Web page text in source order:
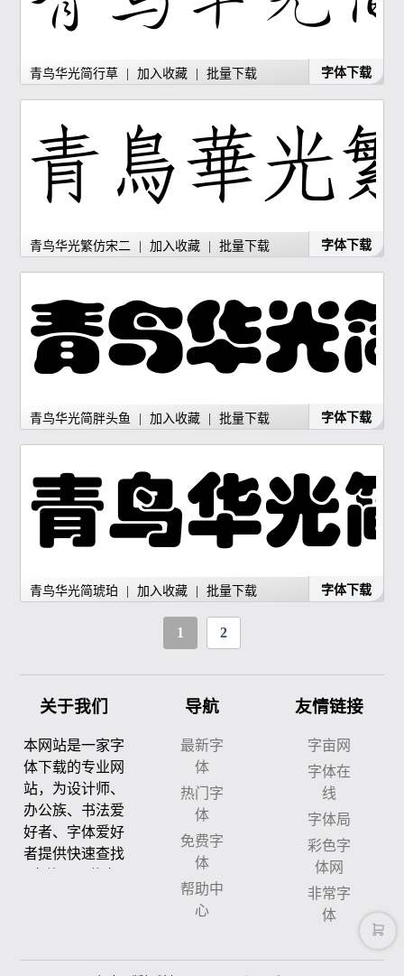
青鸟华光简行草 加入收藏 批量下载 字体下载
青鸟华光繁仿宋二 加入收藏 批量下载 字体下载
青鸟华光简胖头鱼 加入收藏 批量下载 字体下载
青鸟华光简琥珀 加入收藏 批量下载 字体下载
1 2
关于我们
本网站是一家字
体下载的专业网
站，为设计师、
办公族、书法爱
好者、字体爱好
者提供快速查找
导航
最新字
体
热门字
体
免费字
体
帮助中
心
友情链接
字亩网
字体在
线
字体局
彩色字
体网
非常字
体